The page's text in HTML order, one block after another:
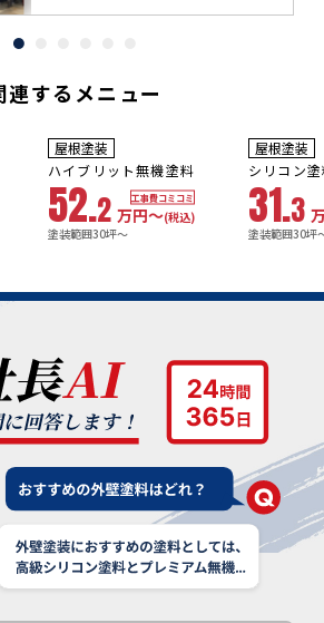
連するメニュー
耐用年数
13~18年
屋根塗装
ハイブリット無機塗料
52.2 万円〜(税込)
工事費コミコミ
塗装範囲30坪～
耐用年数
8年
屋根塗装
シリコン
31.3
塗装範囲30坪